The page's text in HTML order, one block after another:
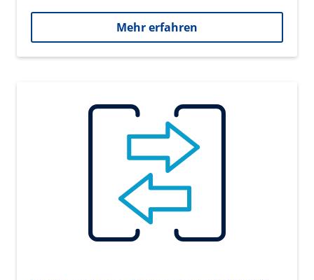
Mehr erfahren